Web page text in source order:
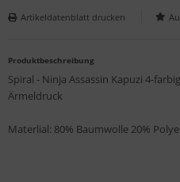
Artikeldatenblatt drucken
Produktbeschreibung
Spiral - Ninja Assassin Kapuzi 4-
Ärmeldruck
Materlial: 80% Baumwolle 20%